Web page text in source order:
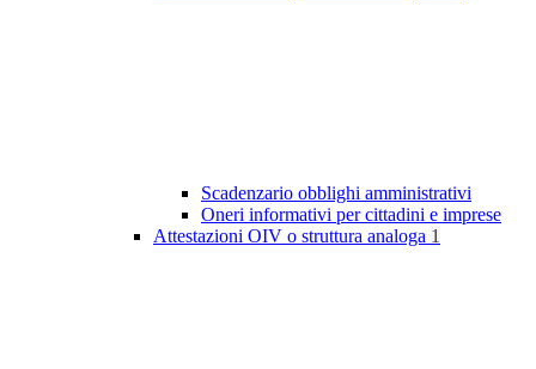
Scadenzario obblighi amministrativi
Oneri informativi per cittadini e imprese
Attestazioni OIV o struttura analoga 1